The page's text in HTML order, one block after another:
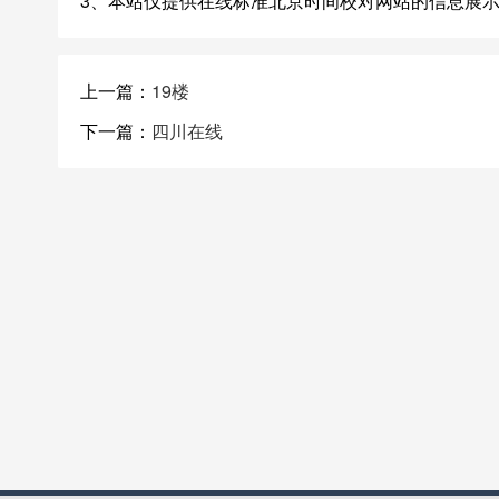
上一篇： 19楼
下一篇： 四川在线